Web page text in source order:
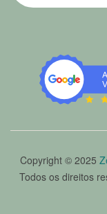
Copyright © 2025
Todos os direitos